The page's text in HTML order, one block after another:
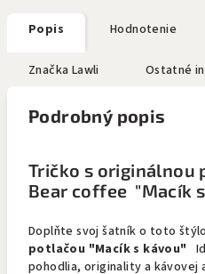
Popis Hodnotenie
Značka Lawli Ostatné
Podrobný popis
Tričko s originálnou
Bear coffee "Macík
Doplňte svoj šatník o toto
potlačou "Macík s kávou"
pohodlia, originality a kávovej